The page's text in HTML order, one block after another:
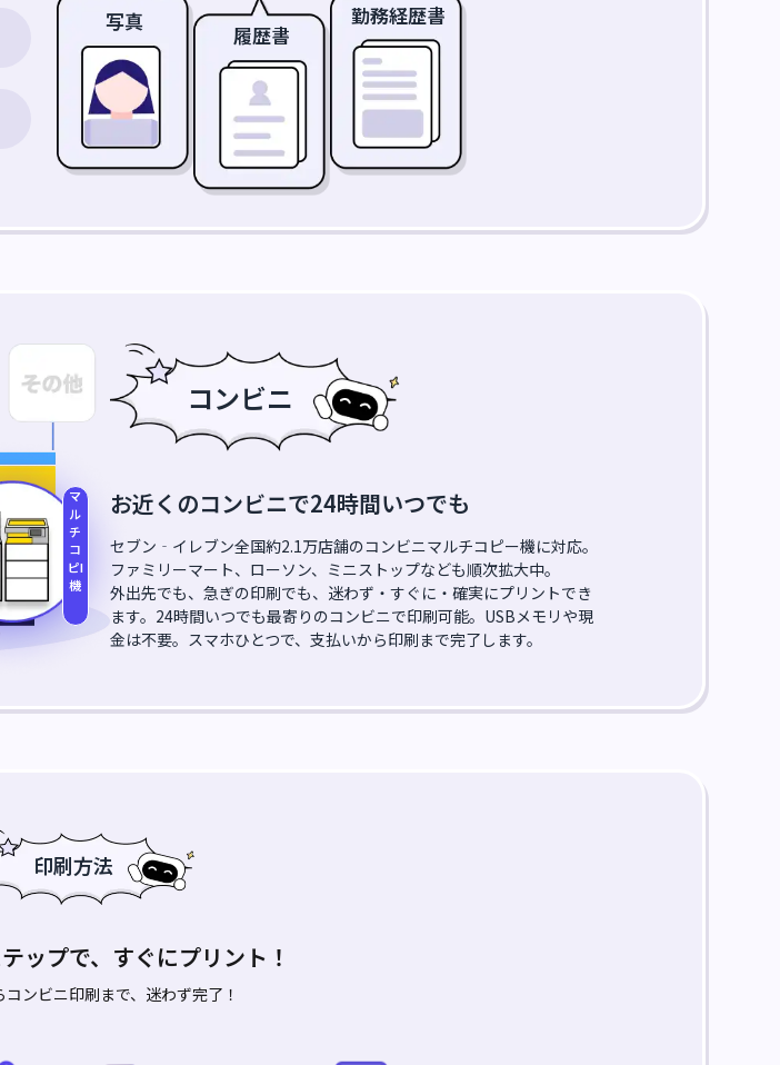
写真
履歴書
勤務経歴書
マ
ル
チ
コ
ピI
機
コンビニ
お近くのコンビニで24時間いつでも
セブン‐イレブン全国約2.1万店舗のコンビニマルチコピー機に対応。
ファミリーマート、ローソン、ミニストップなども順次拡大中。
外出先でも、急ぎの印刷でも、迷わず・すぐに・確実にプリントでき
ます。24時間いつでも最寄りのコンビニで印刷可能。USBメモリや現
金は不要。スマホひとつで、支払いから印刷まで完了します。
印刷方法
ップで、すぐにプリント！
コンビニ印刷まで、迷わず完了！